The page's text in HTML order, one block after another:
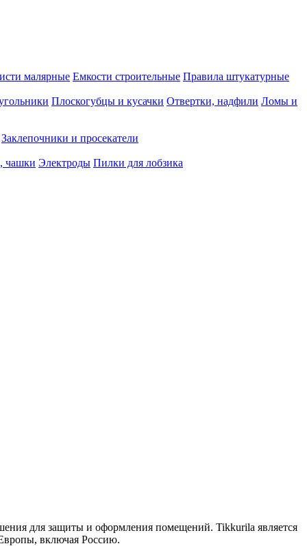
малярные Емкости строительные Правила штукатурные
Плоскогубцы и кусачки Отвертки, надфили Ломы и
Заклепочники и просекатели
чашки Электроды Пилки для лобзика
для защиты и оформления помещений. Tikkurila является
включая Россию.